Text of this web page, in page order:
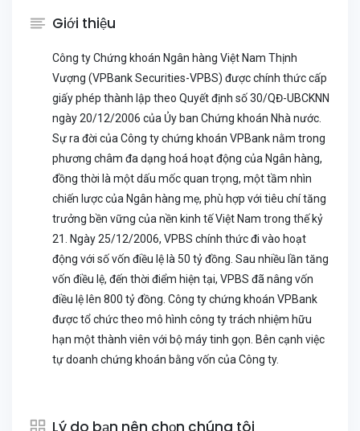
Giới thiệu
Công ty Chứng khoán Ngân hàng Việt Nam Thịnh
Vượng (VPBank Securities-VPBS) được chính thức cấp
giấy phép thành lập theo Quyết định số 30/QĐ-UBCKNN
ngày 20/12/2006 của Ủy ban Chứng khoán Nhà nước.
Sự ra đời của Công ty chứng khoán VPBank nằm trong
phương châm đa dạng hoá hoạt động của Ngân hàng,
đồng thời là một dấu mốc quan trọng, một tầm nhìn
chiến lược của Ngân hàng mẹ, phù hợp với tiêu chí tăng
trưởng bền vững của nền kinh tế Việt Nam trong thế kỷ
21. Ngày 25/12/2006, VPBS chính thức đi vào hoạt
động với số vốn điều lệ là 50 tỷ đồng. Sau nhiều lần tăng
vốn điều lệ, đến thời điểm hiện tại, VPBS đã nâng vốn
điều lệ lên 800 tỷ đồng. Công ty chứng khoán VPBank
được tổ chức theo mô hình công ty trách nhiệm hữu
hạn một thành viên với bộ máy tinh gọn. Bên cạnh việc
tự doanh chứng khoán bằng vốn của Công ty.
Lý do bạn nên chọn chúng tôi